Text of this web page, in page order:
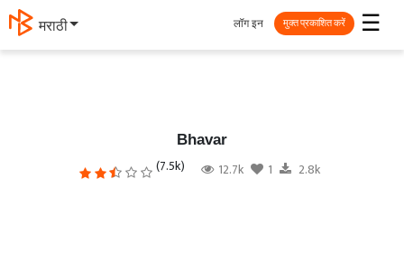
मराठी ☰
लॉग इन मुक्त प्रकाशित करें
Bhavar
(7.5k) 12.7k 1 2.8k